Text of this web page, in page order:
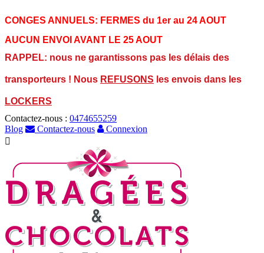
CONGES ANNUELS: FERMES du 1er au 24 AOUT
AUCUN ENVOI AVANT LE 25 AOUT
RAPPEL: nous ne garantissons pas les délais des
transporteurs ! Nous REFUSONS les envois dans les
LOCKERS
Contactez-nous : 0474655259
Blog
Contactez-nous
Connexion
